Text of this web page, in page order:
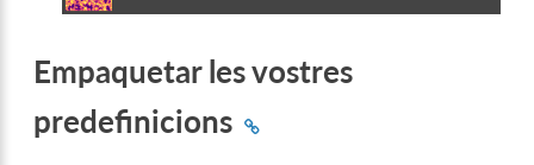
Empaquetar les vostres
predefinicions